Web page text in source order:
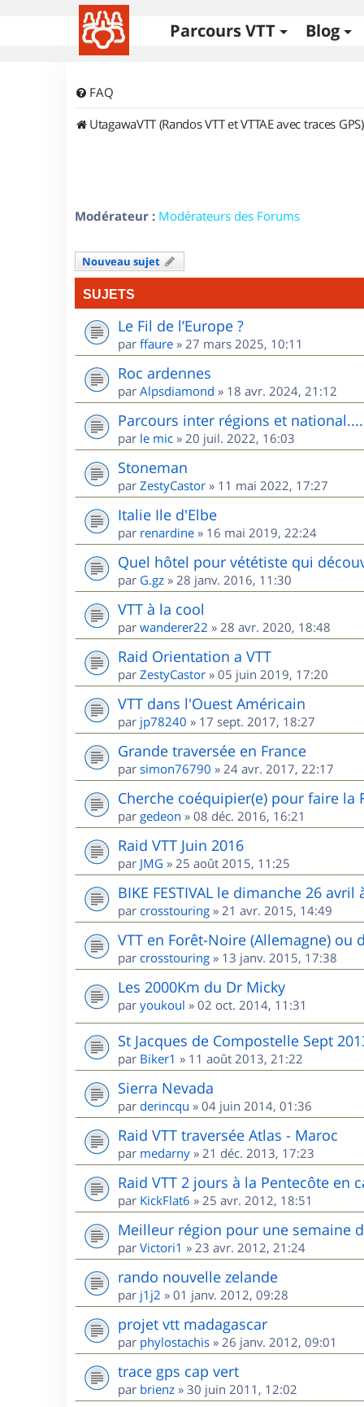
Parcours VTT Blog
FAQ
UtagawaVTT (Randos VTT et VTTAE avec traces GPS)
Modérateur : Modérateurs des Forums
Nouveau sujet
SUJETS
Le Fil de l’Europe ?
par ffaure » 27 mars 2025, 10:11
Roc ardennes
par Alpsdiamond » 18 avr. 2024, 21:12
Parcours inter régions et national....
par le mic » 20 juil. 2022, 16:03
Stoneman
par ZestyCastor » 11 mai 2022, 17:27
Italie Ile d'Elbe
par renardine » 16 mai 2019, 22:24
Quel hôtel pour vététiste qui
par G.gz » 28 janv. 2016, 11:30
VTT à la cool
par wanderer22 » 28 avr. 2020, 18:48
Raid Orientation a VTT
par ZestyCastor » 05 juin 2019, 17:20
VTT dans l'Ouest Américain
par jp78240 » 17 sept. 2017, 18:27
Grande traversée en France
par simon76790 » 24 avr. 2017, 22:17
Cherche coéquipier(e) pour faire la
par gedeon » 08 déc. 2016, 16:21
Raid VTT Juin 2016
par JMG » 25 août 2015, 11:25
BIKE FESTIVAL le dimanche 26 avril
par crosstouring » 21 avr. 2015, 14:49
VTT en Forêt-Noire (Allemagne) ou
par crosstouring » 13 janv. 2015, 17:38
Les 2000Km du Dr Micky
par youkoul » 02 oct. 2014, 11:31
St Jacques de Compostelle Sept
par Biker1 » 11 août 2013, 21:22
Sierra Nevada
par derincqu » 04 juin 2014, 01:36
Raid VTT traversée Atlas - Maroc
par medarny » 21 déc. 2013, 17:23
Raid VTT 2 jours à la Pentecôte en
par KickFlat6 » 25 avr. 2012, 18:51
Meilleur région pour une semaine
par Victori1 » 23 avr. 2012, 21:24
rando nouvelle zelande
par j1j2 » 01 janv. 2012, 09:28
projet vtt madagascar
par phylostachis » 26 janv. 2012, 09:01
trace gps cap vert
par brienz » 30 juin 2011, 12:02